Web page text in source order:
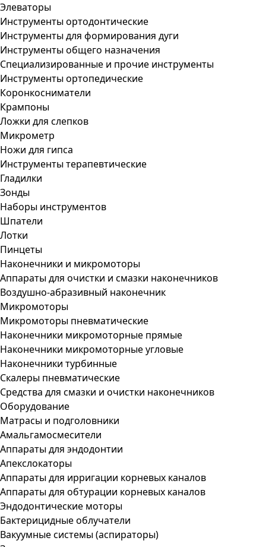
Элеваторы
Инструменты ортодонтические
Инструменты для формирования дуги
Инструменты общего назначения
Специализированные и прочие инструменты
Инструменты ортопедические
Коронкосниматели
Крампоны
Ложки для слепков
Микрометр
Ножи для гипса
Инструменты терапевтические
Гладилки
Зонды
Наборы инструментов
Шпатели
Лотки
Пинцеты
Наконечники и микромоторы
Аппараты для очистки и смазки наконечников
Воздушно-абразивный наконечник
Микромоторы
Микромоторы пневматические
Наконечники микромоторные прямые
Наконечники микромоторные угловые
Наконечники турбинные
Скалеры пневматические
Средства для смазки и очистки наконечников
Оборудование
Матрасы и подголовники
Амальгамосмесители
Аппараты для эндодонтии
Апекслокаторы
Аппараты для ирригации корневых каналов
Аппараты для обтурации корневых каналов
Эндодонтические моторы
Бактерицидные облучатели
Вакуумные системы (аспираторы)